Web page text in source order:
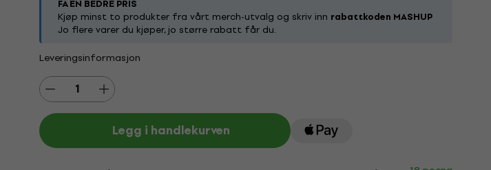
FÅ EN BEDRE PRIS
Kjøp minst to produkter fra vårt merch-utvalg og skriv inn rabattkoden MASHUP
Jo flere varer du kjøper, jo større rabatt får du.
Leveringsinformasjon
Legg i handlekurven